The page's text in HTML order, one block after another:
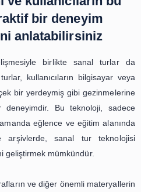
mirasımızı daha iyi
bir öğrenci bir dönem
ait belgeleri ve eserleri
inceleyebilir ve daha iyi bir
öğrenme
gelir.
tur teknolojisi sayesinde
bir kitleye ulaşabilir.
gidemeyebilirler.